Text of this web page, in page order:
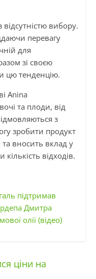
відсутністю вибору.
перевагу
для
зі своєю
цю тенденцію.
Anina
та плоди, від
з
зробити продукт
вносить вклад у
відходів.
підтримав
Дмитра
олії (відео)
ціни на